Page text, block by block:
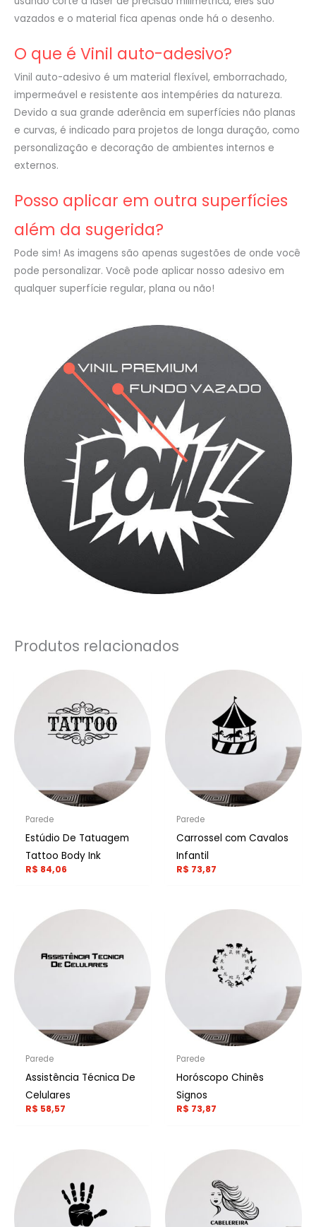
vazados e o material fica apenas onde há o desenho.
O que é Vinil auto-adesivo?
Vinil auto-adesivo é um material flexível, emborrachado,
impermeável e resistente aos intempéries da natureza.
Devido a sua grande aderência em superfícies não planas
e curvas, é indicado para projetos de longa duração, como
personalização e decoração de ambientes internos e
externos.
Posso aplicar em outra superfícies
além da sugerida?
Pode sim! As imagens são apenas sugestões de onde você
pode personalizar. Você pode aplicar nosso adesivo em
qualquer superfície regular, plana ou não!
Produtos relacionados
Parede
Estúdio De Tatuagem
Tattoo Body Ink
R$ 84,06
Parede
Carrossel com Cavalos
Infantil
R$ 73,87
Parede
Assistência Técnica De
Celulares
R$ 58,57
Parede
Horóscopo Chinês
Signos
R$ 73,87